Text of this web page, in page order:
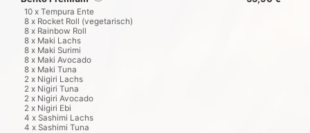
10 x Tempura Ente
8 x Rocket Roll (vegetarisch)
8 x Rainbow Roll
8 x Maki Lachs
8 x Maki Surimi
8 x Maki Avocado
8 x Maki Tuna
2 x Nigiri Lachs
2 x Nigiri Tuna
2 x Nigiri Avocado
2 x Nigiri Ebi
4 x Sashimi Lachs
4 x Sashimi Tuna